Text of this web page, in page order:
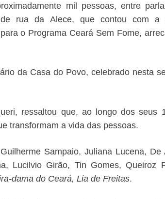
mil pessoas, entre
de rua da Alece, que contou com a
o Programa Ceará Sem Fome,
da Casa do Povo, celebrado nesta
ressaltou que, ao longo dos seus
transformam a vida das pessoas.
Sampaio, Juliana Lucena, De
Lucilvio Girão, Tin Gomes, Queiroz
dama do Ceará, Lia de Freitas.